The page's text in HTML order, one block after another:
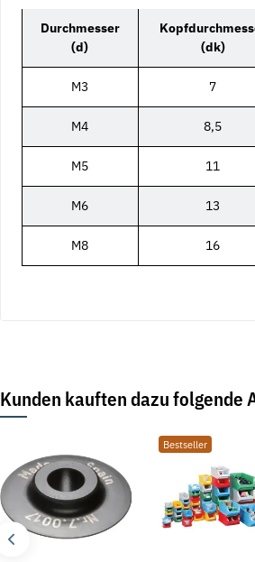
Durchmesser
(d)
(dk)
M3 7
M4 8,5
M5 11
M6 13
M8 16
Kunden kauften dazu folgende
Bestseller